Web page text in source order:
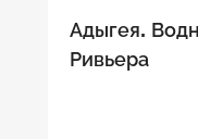
Адыгея.
Ривьера